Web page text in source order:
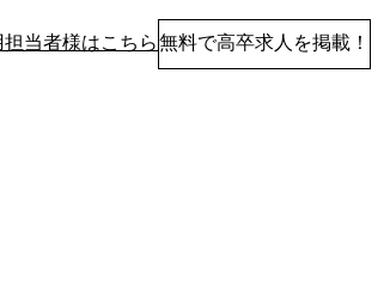
担当者様はこちら無料で高卒求人を掲載！